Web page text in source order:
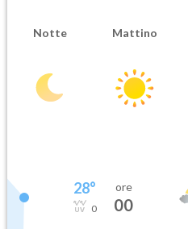
Notte Mattino
28°
0
ore
00